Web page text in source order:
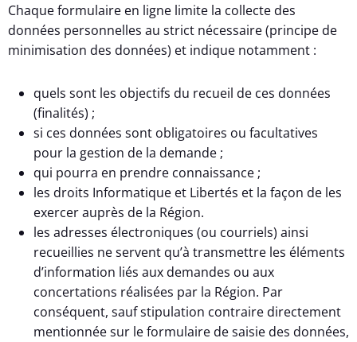
Chaque formulaire en ligne limite la collecte des
données personnelles au strict nécessaire (principe de
minimisation des données) et indique notamment :
quels sont les objectifs du recueil de ces données
(finalités) ;
si ces données sont obligatoires ou facultatives
pour la gestion de la demande ;
qui pourra en prendre connaissance ;
les droits Informatique et Libertés et la façon de les
exercer auprès de la Région.
les adresses électroniques (ou courriels) ainsi
recueillies ne servent qu’à transmettre les éléments
d’information liés aux demandes ou aux
concertations réalisées par la Région. Par
conséquent, sauf stipulation contraire directement
mentionnée sur le formulaire de saisie des données,